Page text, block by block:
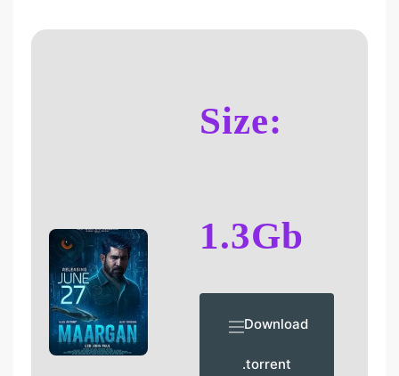
Size:
1.3Gb
Download
.torrent